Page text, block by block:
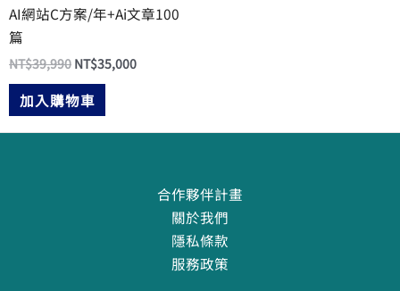
AI網站C方案/年+Ai文章100
篇
NT$39,990 NT$35,000
加入購物車
合作夥伴計畫
關於我們
隱私條款
服務政策